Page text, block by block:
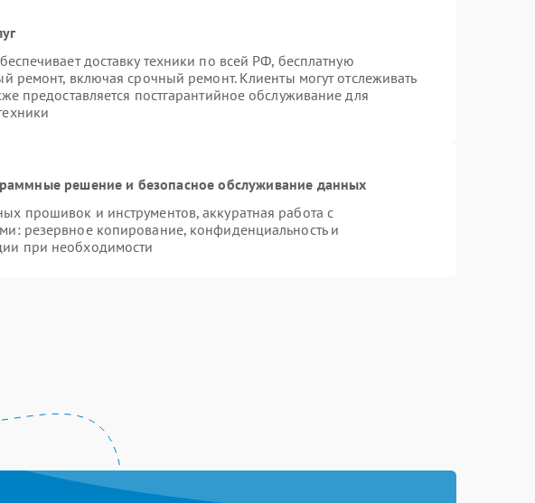
доставку техники по всей РФ, бесплатную
ремонт, включая срочный ремонт. Клиенты могут отслеживать
предоставляется постгарантийное обслуживание для
решение и безопасное обслуживание данных
прошивок и инструментов, аккуратная работа с
резервное копирование, конфиденциальность и
при необходимости